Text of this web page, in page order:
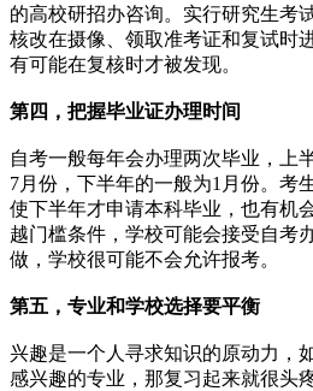
的高校研招办咨询。实行研究生考
核改在摄像、领取准考证和复试时
有可能在复核时才被发现。
第四，把握毕业证办理时间
自考一般每年会办理两次毕业，上
7月份，下半年的一般为1月份。考
使下半年才申请本科毕业，也有机
越门槛条件，学校可能会接受自考
做，学校很可能不会允许报考。
第五，专业和学校选择要平衡
兴趣是一个人寻求知识的原动力，
感兴趣的专业，那复习起来就很头